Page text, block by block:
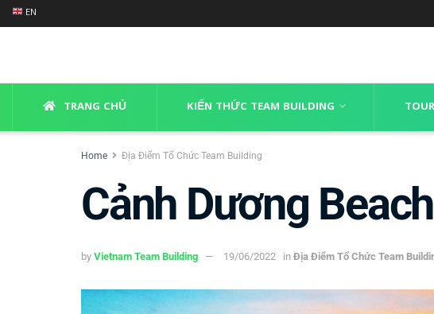
EN
TRANG CHỦ KIẾN THỨC TEAM BUILDING
Home Địa Điểm Tổ Chức Team Building
Cảnh Dương
by Vietnam Team Building 19/06/2022 in Địa Điểm Tổ Chức Team